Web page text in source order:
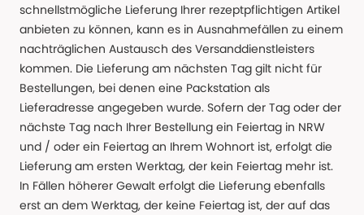
schnellstmögliche Lieferung Ihrer rezeptpflichtigen Artikel
anbieten zu können, kann es in Ausnahmefällen zu einem
nachträglichen Austausch des Versanddienstleisters
kommen. Die Lieferung am nächsten Tag gilt nicht für
Bestellungen, bei denen eine Packstation als
Lieferadresse angegeben wurde. Sofern der Tag oder der
nächste Tag nach Ihrer Bestellung ein Feiertag in NRW
und / oder ein Feiertag an Ihrem Wohnort ist, erfolgt die
Lieferung am ersten Werktag, der kein Feiertag mehr ist.
In Fällen höherer Gewalt erfolgt die Lieferung ebenfalls
erst an dem Werktag, der keine Feiertag ist, der auf das